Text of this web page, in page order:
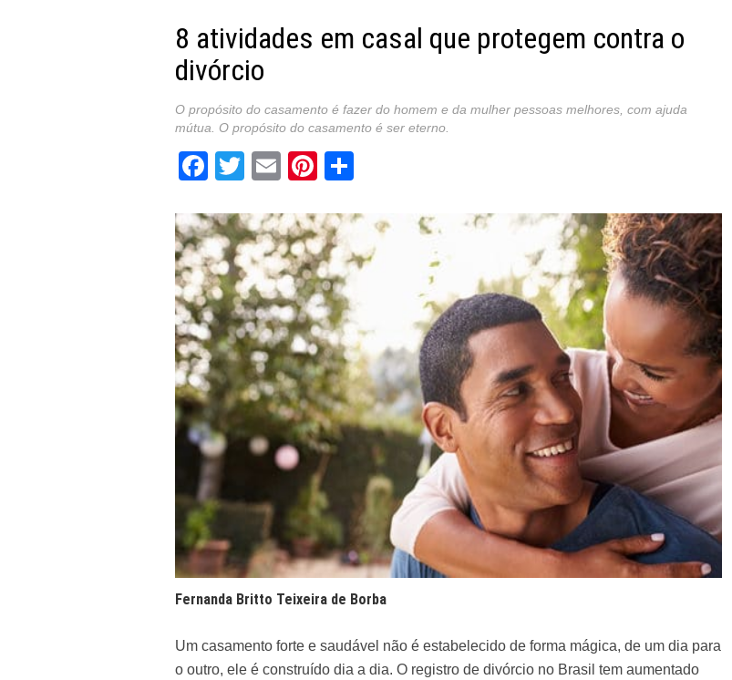
8 atividades em casal que protegem contra o
divórcio
O propósito do casamento é fazer do homem e da mulher pessoas melhores, com ajuda
mútua. O propósito do casamento é ser eterno.
Facebook
TwitterEmailPinterest
Fernanda Britto Teixeira de Borba
Um casamento forte e saudável não é estabelecido de forma mágica, de um dia para
o outro, ele é construído dia a dia. O registro de divórcio no Brasil tem aumentado